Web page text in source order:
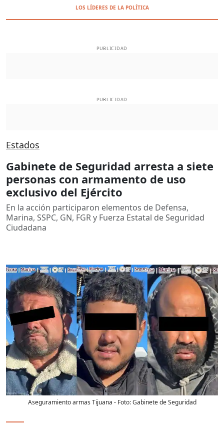
LOS LÍDERES DE LA POLÍTICA
PUBLICIDAD
PUBLICIDAD
Estados
Gabinete de Seguridad arresta a siete
personas con armamento de uso
exclusivo del Ejército
En la acción participaron elementos de Defensa,
Marina, SSPC, GN, FGR y Fuerza Estatal de Seguridad
Ciudadana
Aseguramiento armas Tijuana - Foto:Gabinete de Seguridad